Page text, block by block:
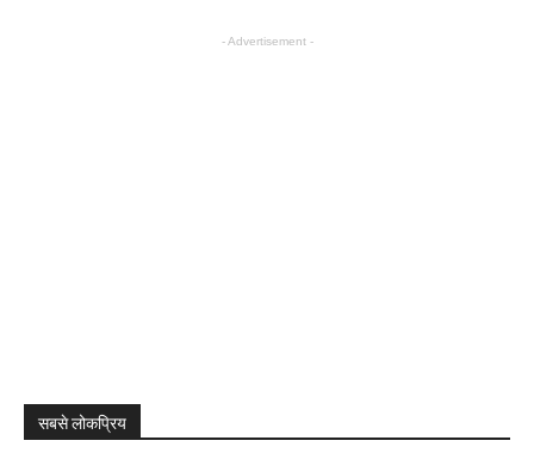
- Advertisement -
सबसे लोकप्रिय